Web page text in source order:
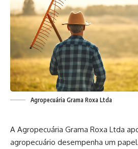
Agropecuária Grama Roxa Ltda
A Agropecuária Grama Roxa Ltda
agropecuário desempenha um